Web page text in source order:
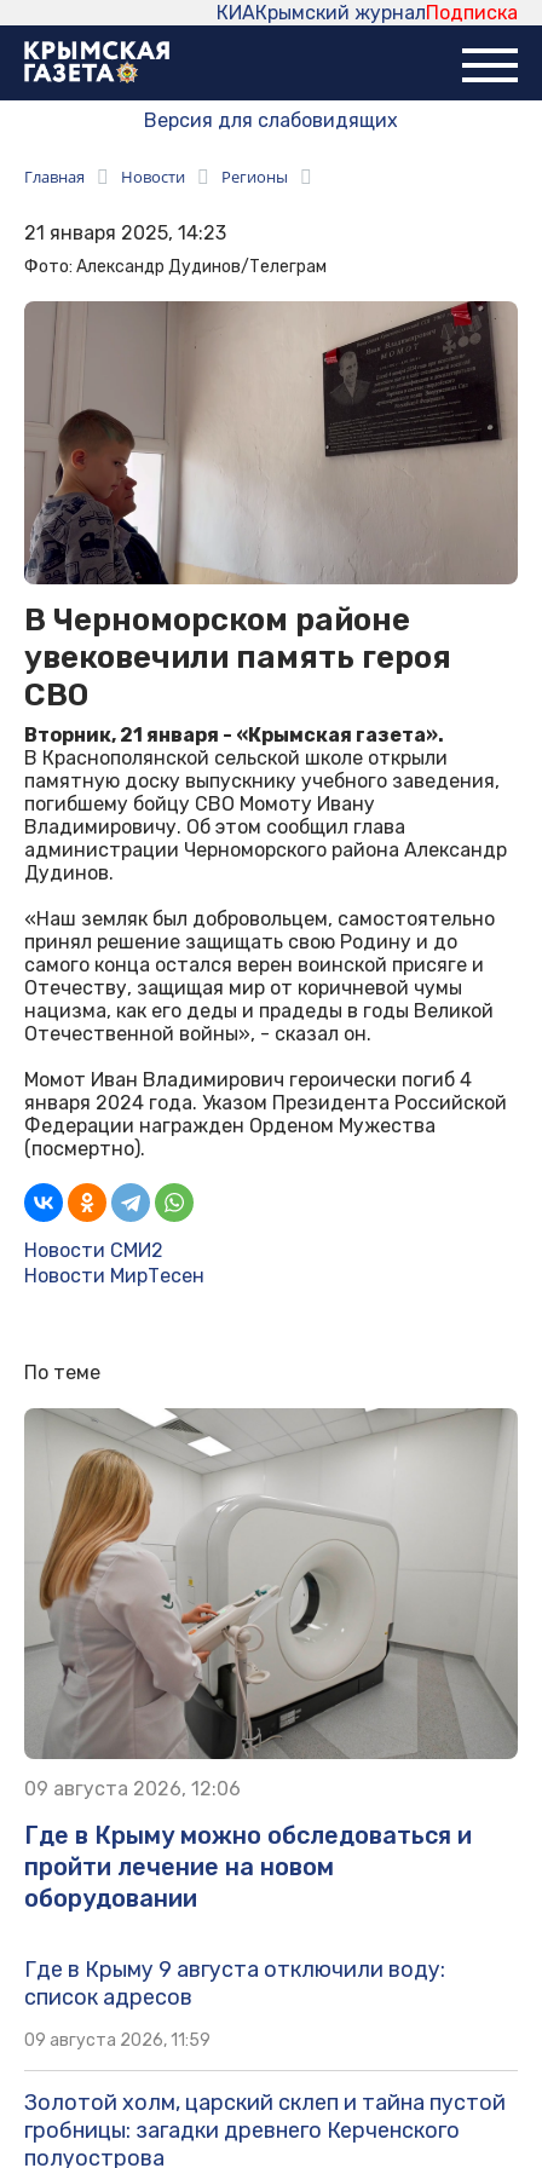
Подписка
Крымский журнал
КИА
Версия для слабовидящих
Главная Новости Регионы
21 января 2025, 14:23
Фото: Александр Дудинов/Телеграм
В Черноморском районе
увековечили память героя
СВО
Вторник, 21 января - «Крымская газета».
В Краснополянской сельской школе открыли
памятную доску выпускнику учебного заведения,
погибшему бойцу СВО Момоту Ивану
Владимировичу. Об этом сообщил глава
администрации Черноморского района Александр
Дудинов.
«Наш земляк был добровольцем, самостоятельно
принял решение защищать свою Родину и до
самого конца остался верен воинской присяге и
Отечеству, защищая мир от коричневой чумы
нацизма, как его деды и прадеды в годы Великой
Отечественной войны», - сказал он.
Момот Иван Владимирович героически погиб 4
января 2024 года. Указом Президента Российской
Федерации награжден Орденом Мужества
(посмертно).
Новости СМИ2
Новости МирТесен
По теме
09 августа 2026, 12:06
Где в Крыму можно обследоваться и
пройти лечение на новом
оборудовании
Где в Крыму 9 августа отключили воду:
список адресов
09 августа 2026, 11:59
Золотой холм, царский склеп и тайна пустой
гробницы: загадки древнего Керченского
полуострова